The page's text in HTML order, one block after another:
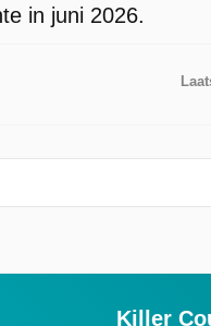
in juni 2026.
Killer